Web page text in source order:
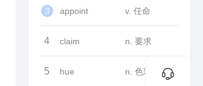
appoint v. 任命
4 claim n. 要求
5 hue n. 色彩